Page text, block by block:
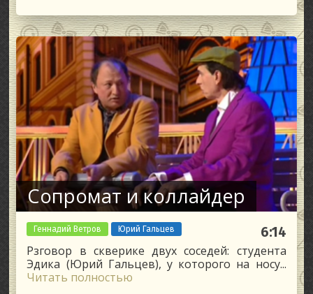
Сопромат и коллайдер
Геннадий Ветров Юрий Гальцев 6:14
Рзговор в скверике двух соседей: студента
Эдика (Юрий Гальцев), у которого на носу...
Читать полностью